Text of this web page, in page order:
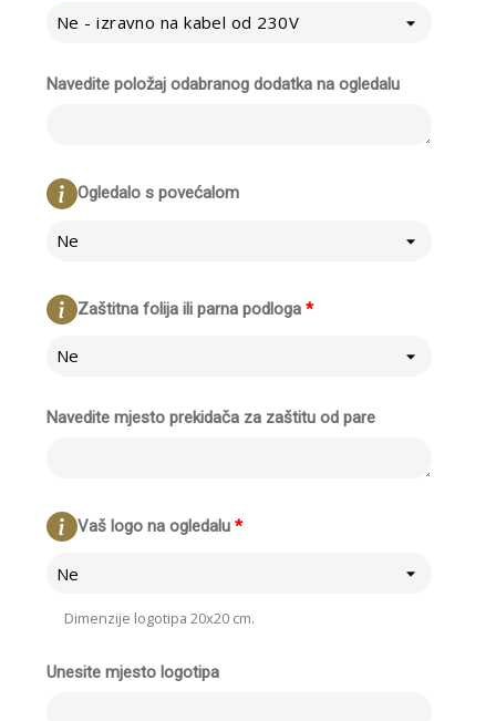
Ne - izravno na kabel od 230V
Navedite položaj odabranog dodatka na ogledalu
Ogledalo s povećalom
Ne
*
Zaštitna folija ili parna podloga
Ne
Navedite mjesto prekidača za zaštitu od pare
*
Vaš logo na ogledalu
Ne
Dimenzije logotipa 20x20 cm.
Unesite mjesto logotipa